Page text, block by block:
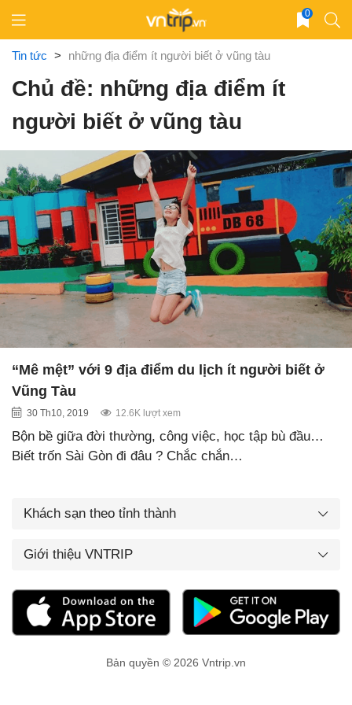
content
0
Tin tức > những địa điểm ít người biết ở vũng tàu
Chủ đề: những địa điểm ít
người biết ở vũng tàu
“Mê mệt” với 9 địa điểm du lịch ít người biết ở
Vũng Tàu
30 Th10, 2019 12.6K lượt xem
Bộn bề giữa đời thường, công việc, học tập bù đầu…
Biết trốn Sài Gòn đi đâu ? Chắc chắn…
Khách sạn theo tỉnh thành
Giới thiệu VNTRIP
Bản quyền © 2026 Vntrip.vn